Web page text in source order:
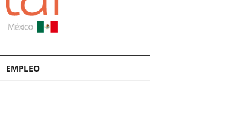
EMPLEO